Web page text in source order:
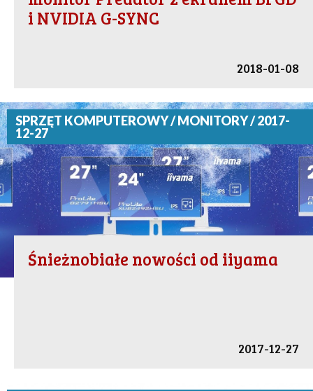
i NVIDIA G-SYNC
2018-01-08
SPRZĘT KOMPUTEROWY / MONITORY / 2017-
12-27
Śnieżnobiałe nowości od iiyama
2017-12-27